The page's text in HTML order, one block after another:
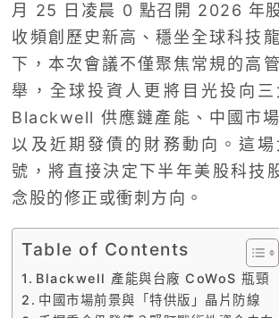
月 25 日凌晨 0 點召開 2026 年
收頻創歷史新高、穩坐全球科技
下，本次會議不僅聚焦常規的高
舉，全球投資人更將目光投向三
Blackwell 供應鏈產能、中國市場
以及近期發債的財務動向。這
號，將直接決定下半年美股科技
念股的修正或衝刺方向。
Table of Contents
Blackwell 產能與台廠 CoWoS 瓶頸
中國市場前景與「特供版」晶片防線